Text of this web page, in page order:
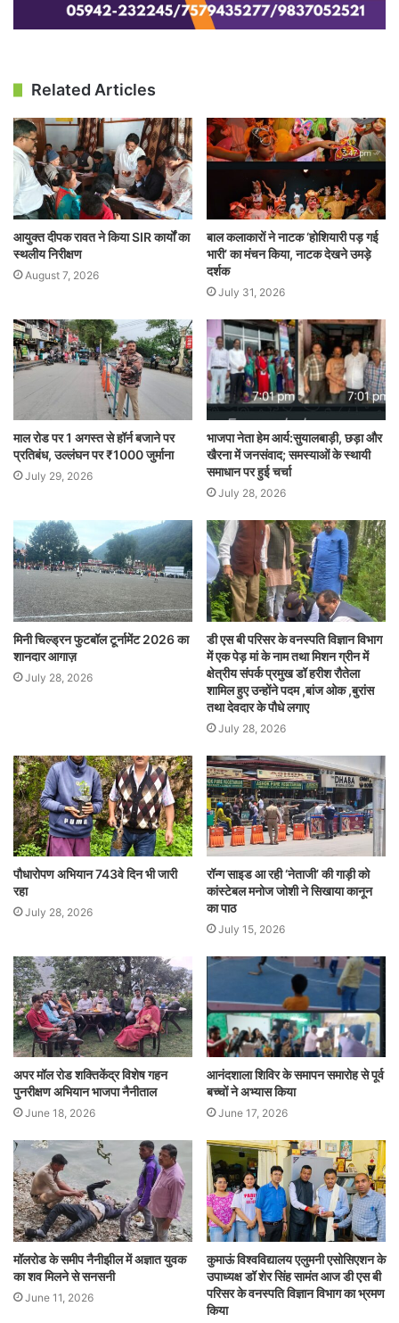
Related Articles
आयुक्त दीपक रावत ने किया SIR कार्यों का
स्थलीय निरीक्षण
August 7, 2026
बाल कलाकारों ने नाटक ‘होशियारी पड़ गई
भारी’ का मंचन किया, नाटक देखने उमड़े
दर्शक
July 31, 2026
माल रोड पर 1 अगस्त से हॉर्न बजाने पर
प्रतिबंध, उल्लंघन पर ₹1000 जुर्माना
July 29, 2026
भाजपा नेता हेम आर्य:सुयालबाड़ी, छड़ा और
खैरना में जनसंवाद; समस्याओं के स्थायी
समाधान पर हुई चर्चा
July 28, 2026
मिनी चिल्ड्रन फुटबॉल टूर्नामेंट 2026 का
शानदार आगाज़
July 28, 2026
डी एस बी परिसर के वनस्पति विज्ञान विभाग
में एक पेड़ मां के नाम तथा मिशन ग्रीन में
क्षेत्रीय संपर्क प्रमुख डॉ हरीश रौतेला
शामिल हुए उन्होंने पदम ,बांज ओक ,बुरांस
तथा देवदार के पौधे लगाए
July 28, 2026
पौधारोपण अभियान 743वे दिन भी जारी
रहा
July 28, 2026
रॉन्ग साइड आ रही ‘नेताजी’ की गाड़ी को
कांस्टेबल मनोज जोशी ने सिखाया कानून
का पाठ
July 15, 2026
अपर मॉल रोड शक्तिकेंद्र विशेष गहन
पुनरीक्षण अभियान भाजपा नैनीताल
June 18, 2026
आनंदशाला शिविर के समापन समारोह से पूर्व
बच्चों ने अभ्यास किया
June 17, 2026
मॉलरोड के समीप नैनीझील में अज्ञात युवक
का शव मिलने से सनसनी
June 11, 2026
कुमाऊं विश्वविद्यालय एलुमनी एसोसिएशन के
उपाध्यक्ष डॉ शेर सिंह सामंत आज डी एस बी
परिसर के वनस्पति विज्ञान विभाग का भ्रमण
किया